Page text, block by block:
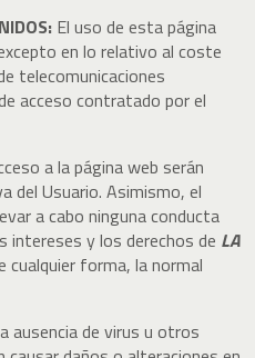
El uso de esta página
en lo relativo al coste
telecomunicaciones
acceso contratado por el
a la página web serán
del Usuario. Asimismo, el
a cabo ninguna conducta
intereses y los derechos de LA
cualquier forma, la normal
ausencia de virus u otros